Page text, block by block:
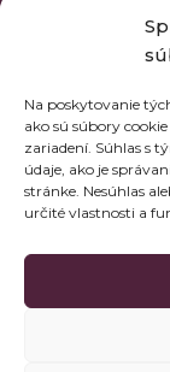
Na poskytovanie
ako sú súbory
zariadení. Súhlas s
údaje, ako je
stránke. Nesúhlas
určité vlastnosti a